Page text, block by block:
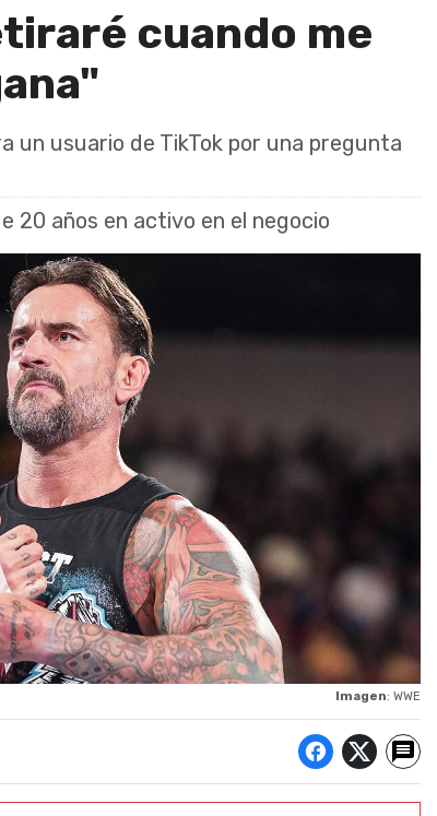
cuando me
un usuario de TikTok por una pregunta
20 años en activo en el negocio
Imagen: WWE